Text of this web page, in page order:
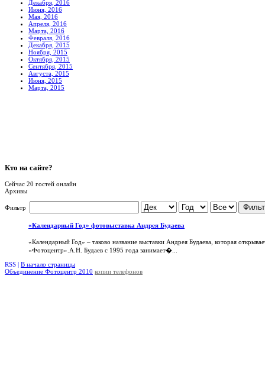
Декабря, 2016
Июня, 2016
Мая, 2016
Апреля, 2016
Марта, 2016
Февраля, 2016
Декабря, 2015
Ноября, 2015
Октября, 2015
Сентября, 2015
Августа, 2015
Июня, 2015
Марта, 2015
Кто на сайте?
Сейчас 20 гостей онлайн
Архивы
Фильтр
«Календарный Год» фотовыставка Андрея Будаева
«Календарный Год» – таково название выставки Андрея Будаева, которая
«Фотоцентр».А.Н. Будаев с 1995 года занимает�...
RSS | В начало страницы
Объединение Фотоцентр 2010 копии телефонов